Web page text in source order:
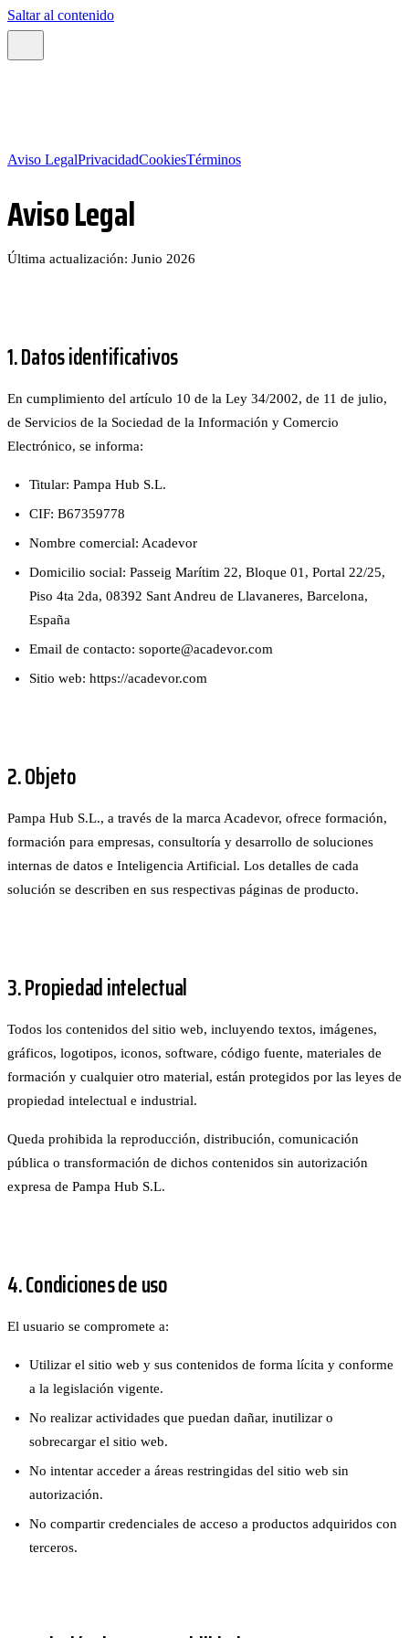
Saltar al contenido
Aviso LegalPrivacidadCookiesTérminos
Aviso Legal
Última actualización: Junio 2026
1. Datos identificativos
En cumplimiento del artículo 10 de la Ley 34/2002, de 11 de julio,
de Servicios de la Sociedad de la Información y Comercio
Electrónico, se informa:
Titular: Pampa Hub S.L.
CIF: B67359778
Nombre comercial: Acadevor
Domicilio social: Passeig Marítim 22, Bloque 01, Portal 22/25,
Piso 4ta 2da, 08392 Sant Andreu de Llavaneres, Barcelona,
España
Email de contacto: soporte@acadevor.com
Sitio web: https://acadevor.com
2. Objeto
Pampa Hub S.L., a través de la marca Acadevor, ofrece formación,
formación para empresas, consultoría y desarrollo de soluciones
internas de datos e Inteligencia Artificial. Los detalles de cada
solución se describen en sus respectivas páginas de producto.
3. Propiedad intelectual
Todos los contenidos del sitio web, incluyendo textos, imágenes,
gráficos, logotipos, iconos, software, código fuente, materiales de
formación y cualquier otro material, están protegidos por las leyes de
propiedad intelectual e industrial.
Queda prohibida la reproducción, distribución, comunicación
pública o transformación de dichos contenidos sin autorización
expresa de Pampa Hub S.L.
4. Condiciones de uso
El usuario se compromete a:
Utilizar el sitio web y sus contenidos de forma lícita y conforme
a la legislación vigente.
No realizar actividades que puedan dañar, inutilizar o
sobrecargar el sitio web.
No intentar acceder a áreas restringidas del sitio web sin
autorización.
No compartir credenciales de acceso a productos adquiridos con
terceros.